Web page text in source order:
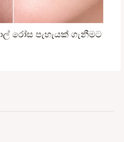
රෝස පැහැයක් ගැනීමට